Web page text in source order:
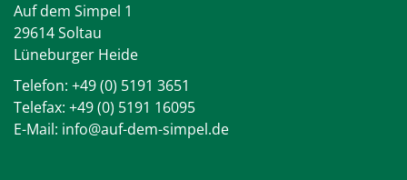
Auf dem Simpel 1
29614 Soltau
Lüneburger Heide
Telefon: +49 (0) 5191 3651
Telefax: +49 (0) 5191 16095
E-Mail: info@auf-dem-simpel.de